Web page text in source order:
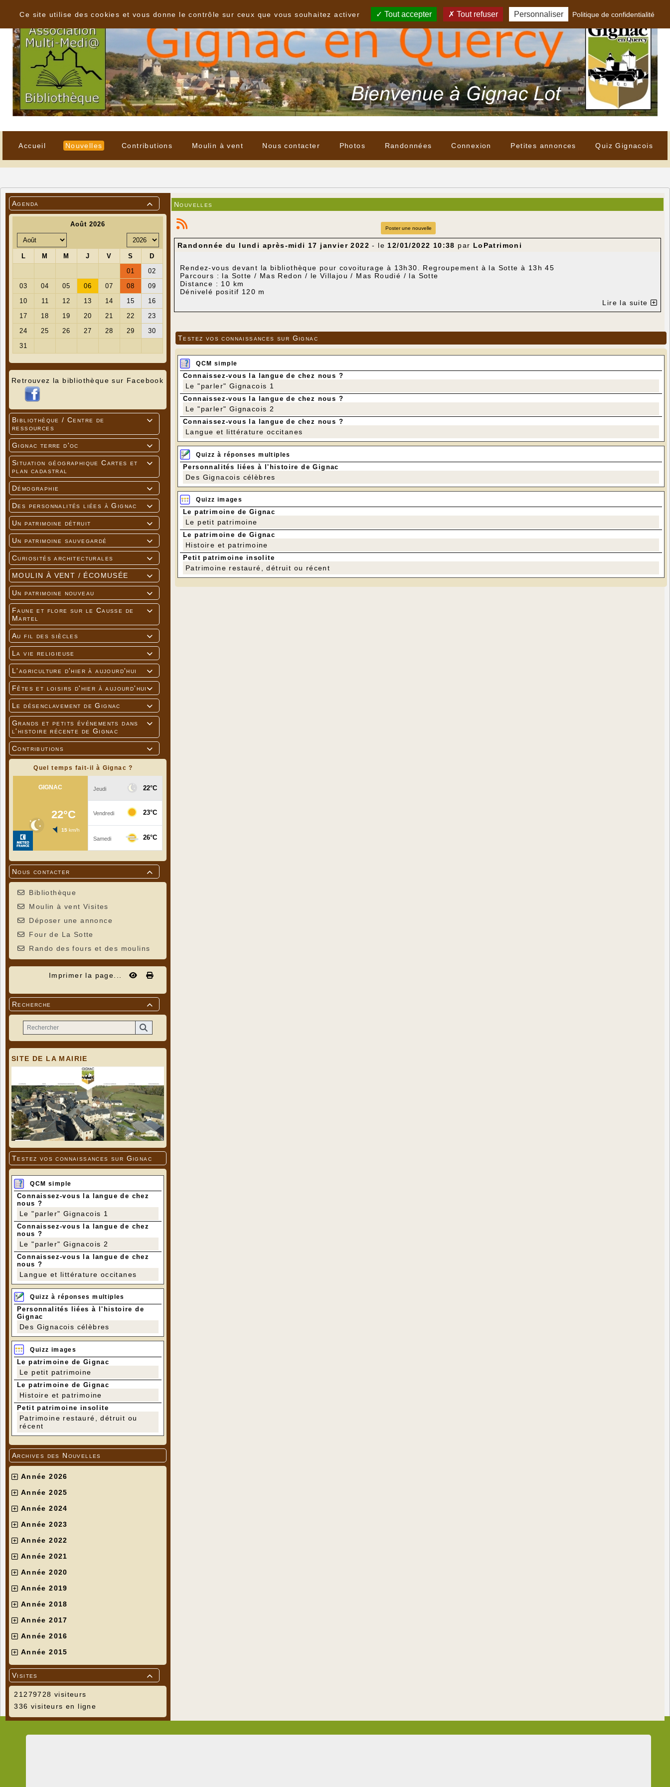
Accueil Nouvelles Contributions Moulin à vent Nous contacter Photos Randonnées Connexion Petites annonces Quiz Gignacois

Agenda
Retrouvez la bibliothèque sur Facebook

Bibliothèque / Centre de
ressources

Gignac terre d'oc

Situation géographique Cartes et
plan cadastral

Démographie

Des personnalités liées à Gignac

Un patrimoine détruit

Un patrimoine sauvegardé

Curiosités architecturales

MOULIN À VENT / ÉCOMUSÉE

Un patrimoine nouveau

Faune et flore sur le Causse de
Martel

Au fil des siècles

La vie religieuse

L'agriculture d'hier à aujourd'hui

Fêtes et loisirs d'hier à aujourd'hui

Le désenclavement de Gignac

Grands et petits événements dans
l'histoire récente de Gignac

Contributions
Quel temps fait-il à Gignac ?

Nous contacter
Bibliothèque
Moulin à vent Visites
Déposer une annonce
Four de La Sotte
Rando des fours et des moulins
Imprimer la page...

Recherche
SITE DE LA MAIRIE
Testez vos connaissances sur Gignac
QCM simple
Connaissez-vous la langue de chez
nous ?
Le "parler" Gignacois 1
Connaissez-vous la langue de chez
nous ?
Le "parler" Gignacois 2
Connaissez-vous la langue de chez
nous ?
Langue et littérature occitanes
Quizz à réponses multiples
Personnalités liées à l'histoire de
Gignac
Des Gignacois célèbres
Quizz images
Le patrimoine de Gignac
Le petit patrimoine
Le patrimoine de Gignac
Histoire et patrimoine
Petit patrimoine insolite
Patrimoine restauré, détruit ou
récent
Archives des Nouvelles
Année 2026
Année 2025
Année 2024
Année 2023
Année 2022
Année 2021
Année 2020
Année 2019
Année 2018
Année 2017
Année 2016
Année 2015

Visites
21279728 visiteurs
336 visiteurs en ligne
Nouvelles
Poster une nouvelle
Randonnée du lundi après-midi 17 janvier 2022 - le 12/01/2022 10:38 par LoPatrimoni
Rendez-vous devant la bibliothèque pour covoiturage à 13h30. Regroupement à la Sotte à 13h 45
Parcours : la Sotte / Mas Redon / le Villajou / Mas Roudié / la Sotte
Distance : 10 km
Dénivelé positif 120 m
Lo Patrimòni offrira la galette aux participant-e-s et celle-ci sera dégustée à la Sotte, sur la table installée par la mairie.
Lire la suite
Testez vos connaissances sur Gignac
QCM simple
Connaissez-vous la langue de chez nous ?
Le "parler" Gignacois 1
Connaissez-vous la langue de chez nous ?
Le "parler" Gignacois 2
Connaissez-vous la langue de chez nous ?
Langue et littérature occitanes
Quizz à réponses multiples
Personnalités liées à l'histoire de Gignac
Des Gignacois célèbres
Quizz images
Le patrimoine de Gignac
Le petit patrimoine
Le patrimoine de Gignac
Histoire et patrimoine
Petit patrimoine insolite
Patrimoine restauré, détruit ou récent
Ce site utilise des cookies et vous donne le contrôle sur ceux que vous souhaitez activer
Tout accepter Tout refuser Personnaliser Politique de confidentialité